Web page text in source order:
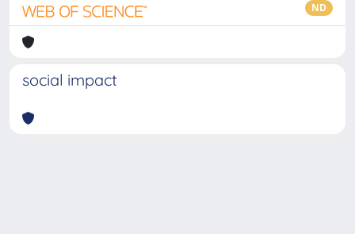
ND
social impact